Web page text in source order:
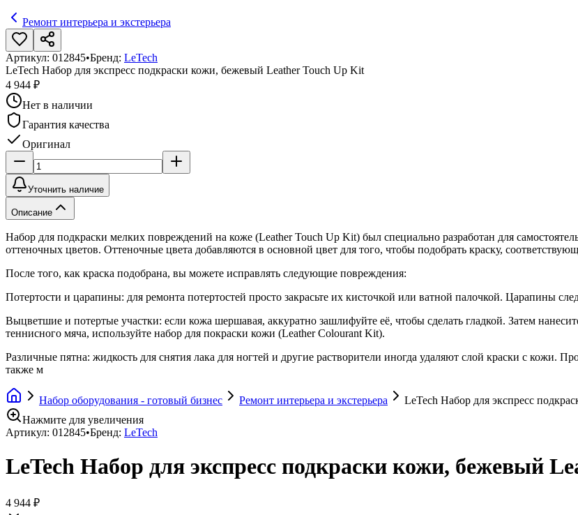
Ремонт интерьера и экстерьера
Артикул: 012845•Бренд: LeTech
LeTech Набор для экспресс подкраски кожи, бежевый Leather Touch Up Kit
4 944 ₽
Нет в наличии
Гарантия качества
Оригинал
Уточнить наличие
Описание
Набор для подкраски мелких повреждений на коже (Leather Touch Up Kit) был специально разработан для
оттеночных цветов. Оттеночные цвета добавляются в основной цвет для того, чтобы подобрать краску,
После того, как краска подобрана, вы можете исправлять следующие повреждения:
Потертости и царапины: для ремонта потертостей просто закрасьте их кисточкой или ватной палочкой. Царапины
Выцветшие и потертые участки: если кожа шершавая, аккуратно зашлифуйте её, чтобы сделать гладкой. Затем
теннисного мяча, используйте набор для покраски кожи (Leather Colourant Kit).
Различные пятна: жидкость для снятия лака для ногтей и другие растворители иногда удаляют слой краски с кожи.
также м
Набор оборудования - готовый бизнес Ремонт интерьера и экстерьера
LeTech Набор для экспресс
Нажмите для увеличения
Артикул: 012845•Бренд: LeTech
LeTech Набор для экспресс подкраски кожи, бежевый
4 944 ₽